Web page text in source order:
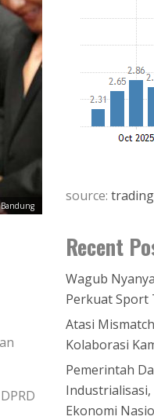
source:
Recent
Wagub
Perkuat Sport
Atasi
Kolaborasi
Pemerintah
Ekonomi